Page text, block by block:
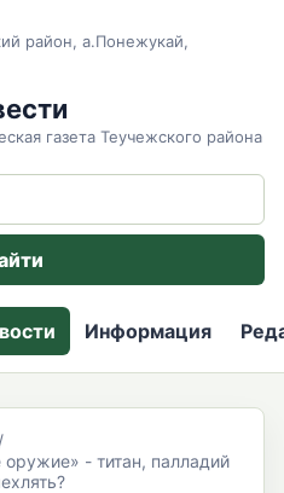
район, а.Понежукай,
газета Теучежского района
Информация
/
- титан, палладий